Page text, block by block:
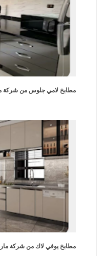
مطابخ لامي جلوس من شركة
مطابخ يوفي لاك من شركة